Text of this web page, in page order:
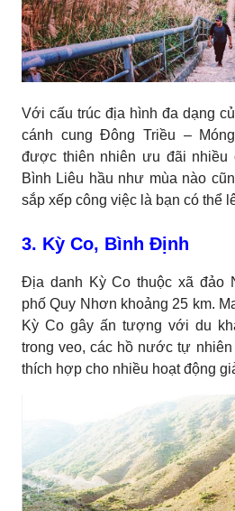
Với cấu trúc địa hình đa dạng
cánh cung Đông Triều –
được thiên nhiên ưu đãi nhiều
Bình Liêu hầu như mùa nào
sắp xếp công việc là bạn có thể
3. Kỳ Co, Bình Định
Địa danh Kỳ Co thuộc xã đảo
phố Quy Nhơn khoảng 25 km.
Kỳ Co gây ấn tượng với du
trong veo, các hồ nước tự
thích hợp cho nhiều hoạt động